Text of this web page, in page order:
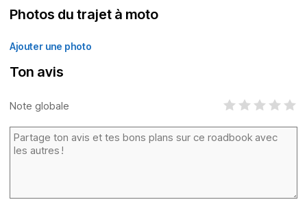
Photos du trajet à moto
Ajouter une photo
Ton avis
Note globale